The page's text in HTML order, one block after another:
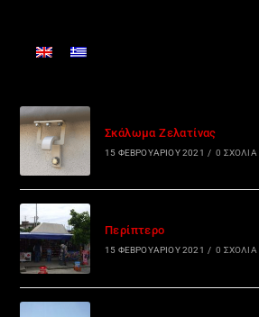
Σκάλωμα Ζελατίνας
15 ΦΕΒΡΟΥΑΡΊΟΥ 2021 / 0 ΣΧΌΛΙΑ
Περίπτερο
15 ΦΕΒΡΟΥΑΡΊΟΥ 2021 / 0 ΣΧΌΛΙΑ